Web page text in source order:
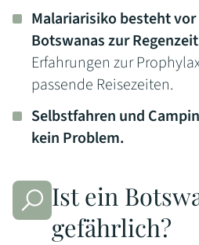
Malariarisiko besteht
Botswanas zur
Erfahrungen zur
passende Reisezeiten.
Selbstfahren und
kein Problem.
Ist ein
gefährlich?